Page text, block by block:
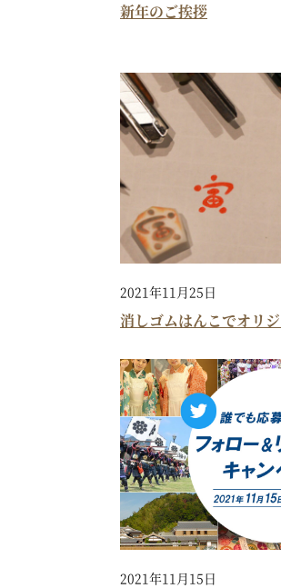
新年のご挨拶
2021年11月25日
消しゴムはんこでオリ
2021年11月15日